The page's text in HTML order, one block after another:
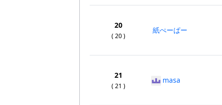
20
( 20 )
紙ぺーぱー
21
( 21 )
masa